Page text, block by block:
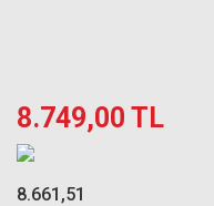
8.749,00 TL
8.661,51